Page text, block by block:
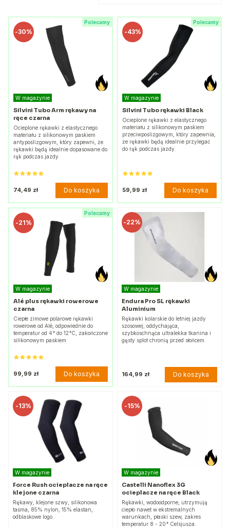
Polecamy
-30%
W magazynie
Silvini Tubo Arm rękawy na
ręce czarna
Ocieplone rękawki z elastycznego
materiału z silikonowym paskiem
antypoślizgowym, który zapewni, że
rękawki będą idealnie dopasowane do
rąk podczas jazdy.
74,49 zł Do koszyka
Polecamy
-43%
W magazynie
Silvini Tubo rękawki Black
Ocieplone rękawki z elastycznego
materiału z silikonowym paskiem
przeciwpoślizgowym, który zapewnia,
że rękawki będą idealnie przylegać
do rąk podczas jazdy.
59,99 zł Do koszyka
Polecamy
-21%
W magazynie
Alé plus rękawki rowerowe
czarna
Ciepłe zimowe polarowe rękawki
rowerowe od Alé, odpowiednie do
temperatur od 4° do 12°C, zakończone
silikonowym paskiem
99,99 zł Do koszyka
-22%
W magazynie
Endura Pro SL rękawki
Aluminium
Rękawki kolarskie do letniej jazdy
szosowej; oddychająca,
szybkoschnąca ultralekka tkanina i
gęsty splot chronią przed słońcem.
164,99 zł Do koszyka
-13%
W magazynie
Force Rush ocieplacze na ręce
klejone czarna
Rękawy, klejone szwy, silikonowa
taśma, 85% nylon, 15% elastan,
odblaskowe logo.
-15%
W magazynie
Castelli Nanoflex 3G
ocieplacze na ręce Black
Rękawki, wodoodporne, utrzymują
ciepło nawet w ekstremalnych
warunkach, płaski szew, zakres
temperatur 8 - 20° Celsjusza.